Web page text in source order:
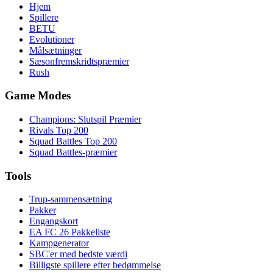
Hjem
Spillere
BETU
Evolutioner
Målsætninger
Sæsonfremskridtspræmier
Rush
Game Modes
Champions: Slutspil Præmier
Rivals Top 200
Squad Battles Top 200
Squad Battles-præmier
Tools
Trup-sammensætning
Pakker
Engangskort
EA FC 26 Pakkeliste
Kampgenerator
SBC'er med bedste værdi
Billigste spillere efter bedømmelse